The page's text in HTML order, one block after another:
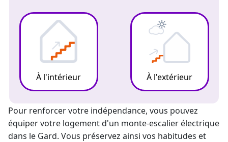
À l'intérieur À l'extérieur
Pour renforcer votre indépendance, vous pouvez
équiper votre logement d'un monte-escalier électrique
dans le Gard. Vous préservez ainsi vos habitudes et